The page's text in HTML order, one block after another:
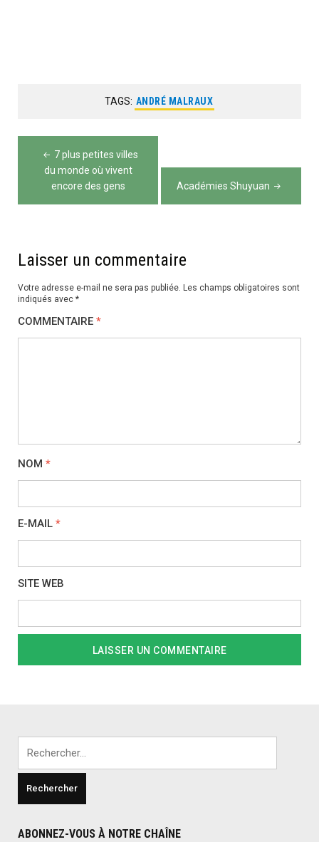
TAGS: ANDRÉ MALRAUX
Navigation
l’article
7 plus petites villes
du monde où vivent
encore des gens
Académies Shuyuan
Laisser un commentaire
Votre adresse e-mail ne sera pas publiée. Les champs obligatoires sont
indiqués avec *
COMMENTAIRE *
NOM *
E-MAIL *
SITE WEB
ABONNEZ-VOUS À NOTRE CHAÎNE